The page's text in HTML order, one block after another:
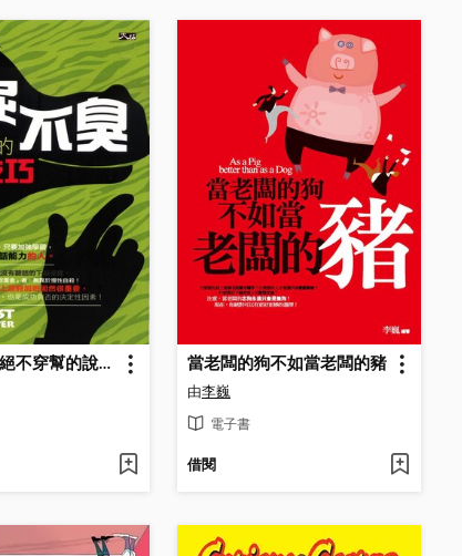
馬屁不臭－絕不穿幫的說話技巧 當老闆的狗不如當老闆的豬
由李巍
電子書
借閱